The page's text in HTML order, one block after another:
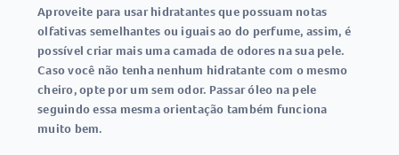
Aproveite para usar hidratantes que possuam notas
olfativas semelhantes ou iguais ao do perfume, assim, é
possível criar mais uma camada de odores na sua pele.
Caso você não tenha nenhum hidratante com o mesmo
cheiro, opte por um sem odor. Passar óleo na pele
seguindo essa mesma orientação também funciona
muito bem.